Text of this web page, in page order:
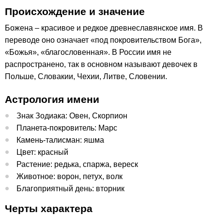
Происхождение и значение
Божена – красивое и редкое древнеславянское имя. В
переводе оно означает «под покровительством Бога»,
«Божья», «благословенная». В России имя не
распространено, так в основном называют девочек в
Польше, Словакии, Чехии, Литве, Словении.
Астрология имени
Знак Зодиака: Овен, Скорпион
Планета-покровитель: Марс
Камень-талисман: яшма
Цвет: красный
Растение: редька, спаржа, вереск
Животное: ворон, петух, волк
Благоприятный день: вторник
Черты характера